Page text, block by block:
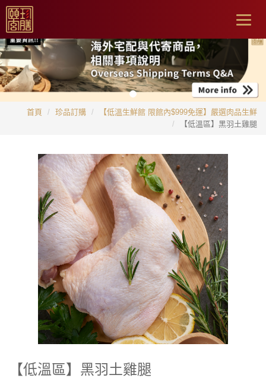
首頁 珍品訂購
【低溫生鮮館 限館內$999免運】嚴選肉品生鮮
【低溫區】黑羽土雞腿
【低溫區】黑羽土雞腿